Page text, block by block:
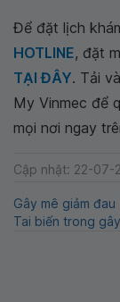
Để đặt lịch
HOTLINE, đặt
TẠI ĐÂY. Tải
My Vinmec để
mọi nơi ngay
Cập nhật: 22-07-
Gây mê giảm đau
Tai biến trong